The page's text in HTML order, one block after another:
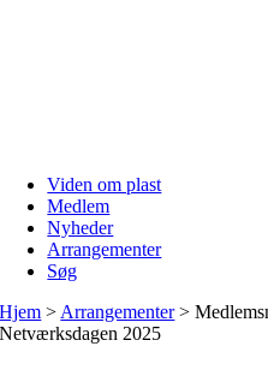
Viden om plast
Medlem
Nyheder
Arrangementer
Søg
Hjem > Arrangementer>
Netværksdagen 2025